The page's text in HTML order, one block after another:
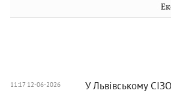
11:17 12-06-2026 У Львівському